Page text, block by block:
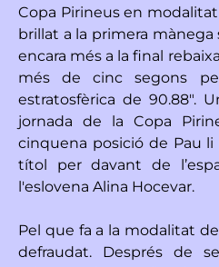
Copa Pirineus en
brillat a la primera
encara més a la final
més de cinc segons
estratosfèrica de 90.88".
jornada de la Copa
cinquena posició de Pau
títol per davant de
l'eslovena Alina Hocevar.
Pel que fa a la modalitat
defraudat. Després de